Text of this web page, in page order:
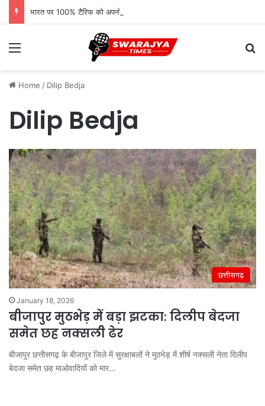
Menu
Home / Dilip Bedja
Dilip Bedja
छत्तीसगढ़
January 18, 2026
बीजापुर मुठभेड़ में बड़ा झटका: दिलीप बेदजा
समेत छह नक्सली ढेर
बीजापुर छत्तीसगढ़ के बीजापुर जिले में सुरक्षाबलों ने मुठभेड़ में शीर्ष नक्सली नेता दिलीप
बेदजा समेत छह माओवादियों को मार…